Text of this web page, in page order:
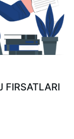
FIRSATLARI